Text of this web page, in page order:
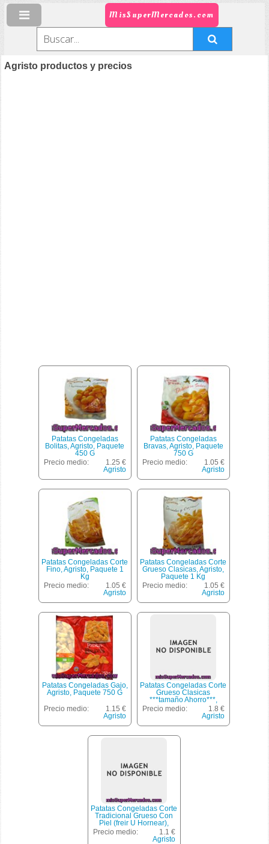
MisSuperMercados.com
Agristo productos y precios
Patatas Congeladas
Bolitas, Agristo, Paquete
450 G
Precio medio:
1.25 €
Agristo
Patatas Congeladas
Bravas, Agristo, Paquete
750 G
Precio medio:
1.05 €
Agristo
Patatas Congeladas Corte
Fino, Agristo, Paquete 1
Kg
Precio medio:
1.05 €
Agristo
Patatas Congeladas Corte
Grueso Clasicas, Agristo,
Paquete 1 Kg
Precio medio:
1.05 €
Agristo
Patatas Congeladas Gajo,
Agristo, Paquete 750 G
Precio medio:
1.15 €
Agristo
Patatas Congeladas Corte
Grueso Clasicas
***tamaño Ahorro***,
Agristo, Paquete 2 Kg
Precio medio:
1.8 €
Agristo
Patatas Congeladas Corte
Tradicional Grueso Con
Piel (freir U Hornear),
Agristo, Paquete 750 G
Precio medio:
1.1 €
Agristo